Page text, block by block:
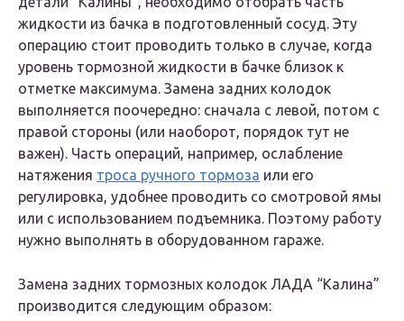
жидкости из бачка в подготовленный сосуд. Эту
операцию стоит проводить только в случае, когда
уровень тормозной жидкости в бачке близок к
отметке максимума. Замена задних колодок
выполняется поочередно: сначала с левой, потом с
правой стороны (или наоборот, порядок тут не
важен). Часть операций, например, ослабление
натяжения троса ручного тормоза или его
регулировка, удобнее проводить со смотровой ямы
или с использованием подъемника. Поэтому работу
нужно выполнять в оборудованном гараже.
Замена задних тормозных колодок ЛАДА “Калина”
производится следующим образом: